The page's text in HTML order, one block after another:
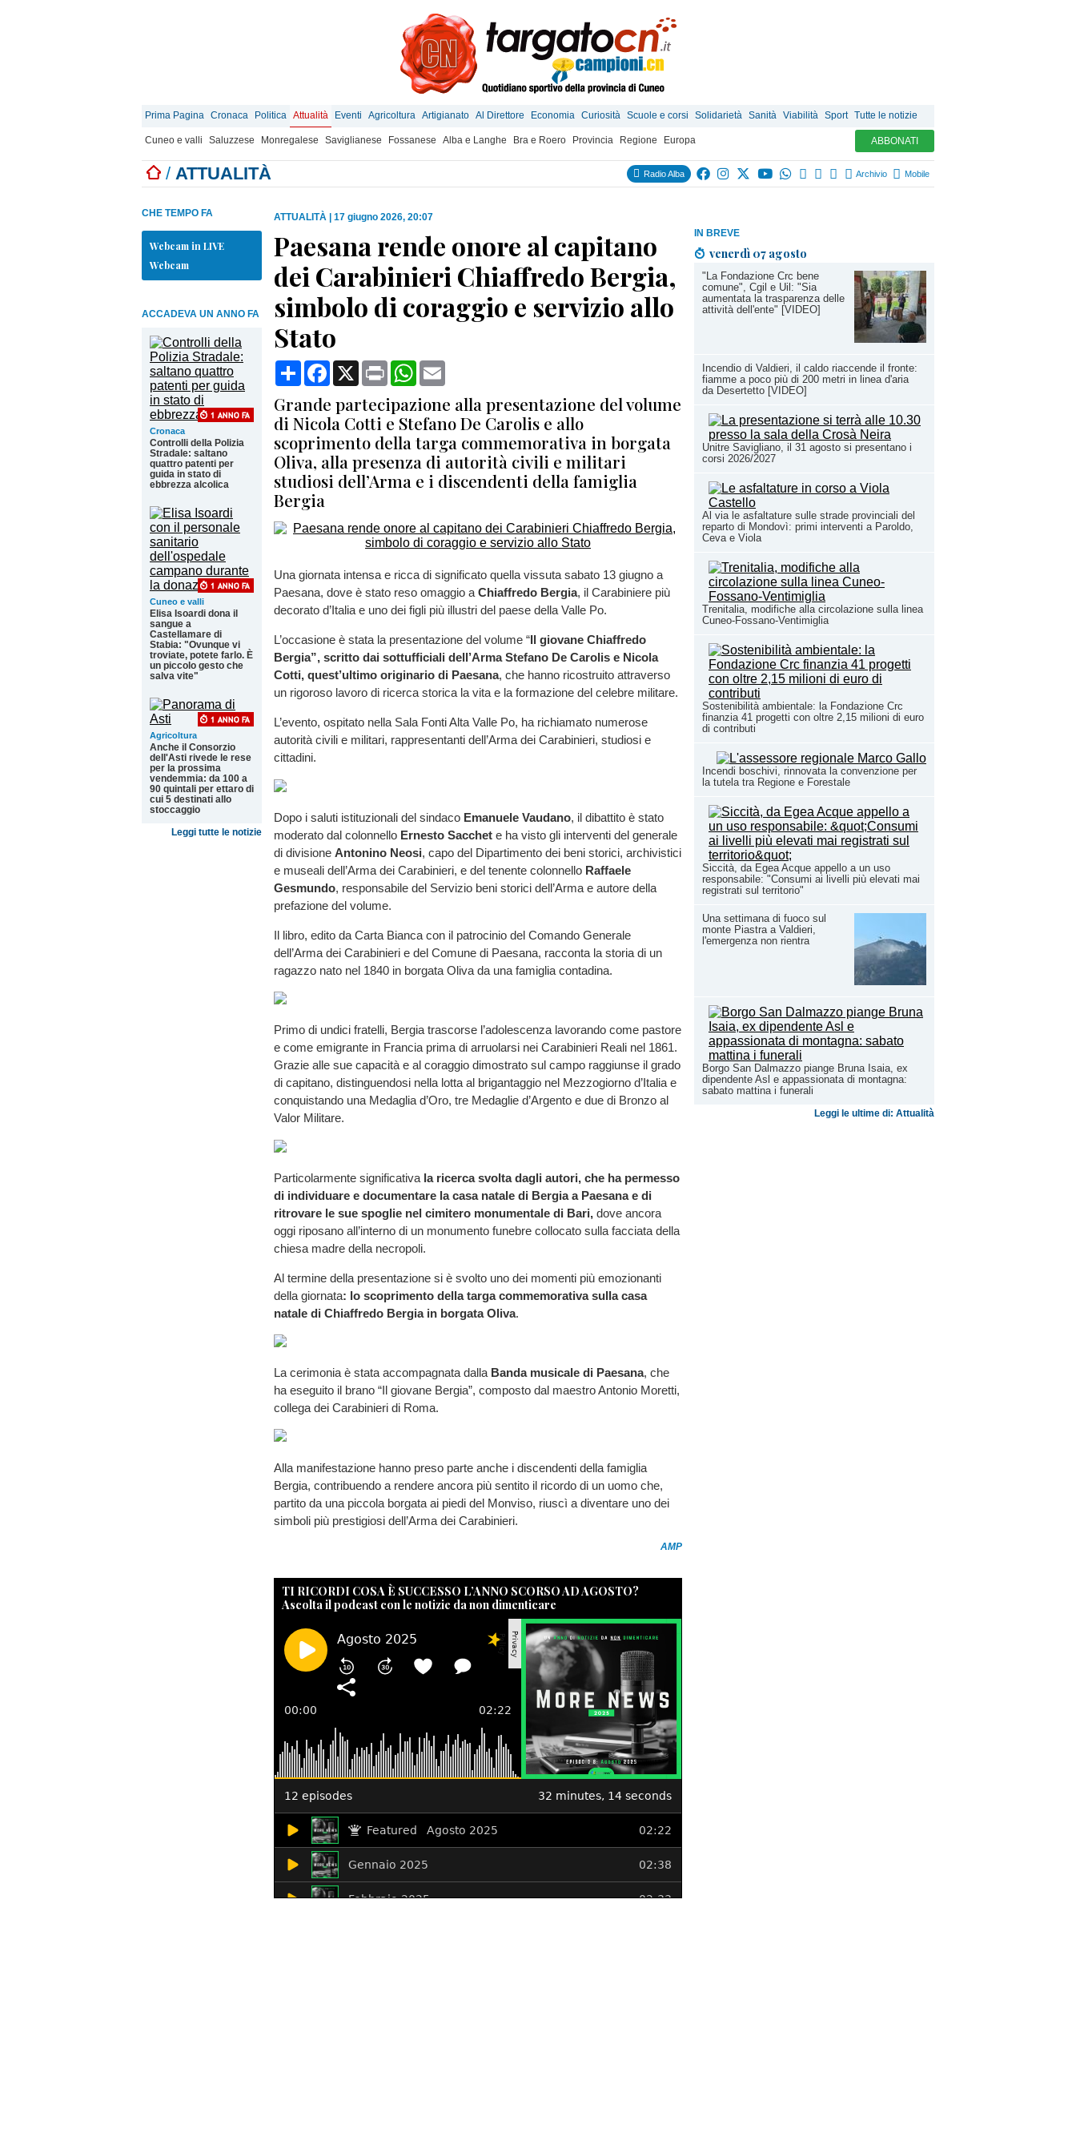
Prima Pagina Cronaca Politica Attualità Eventi Agricoltura Artigianato Al Direttore Economia Curiosità Scuole e corsi Solidarietà Sanità Viabilità Sport Tutte le notizie
Cuneo e valli Saluzzese Monregalese Saviglianese Fossanese Alba e Langhe Bra e Roero Provincia Regione Europa ABBONATI
/ ATTUALITÀ Radio Alba Archivio Mobile
IN BREVE
venerdì 07 agosto
"La Fondazione Crc bene
comune", Cgil e Uil: "Sia
aumentata la trasparenza delle
attività dell'ente" [VIDEO]
Incendio di Valdieri, il caldo riaccende il fronte:
fiamme a poco più di 200 metri in linea d'aria
da Desertetto [VIDEO]
Unitre Savigliano, il 31 agosto si presentano i
corsi 2026/2027
Al via le asfaltature sulle strade provinciali del
reparto di Mondovì: primi interventi a Paroldo,
Ceva e Viola
Trenitalia, modifiche alla circolazione sulla linea
Cuneo-Fossano-Ventimiglia
Sostenibilità ambientale: la Fondazione Crc
finanzia 41 progetti con oltre 2,15 milioni di euro
di contributi
Incendi boschivi, rinnovata la convenzione per
la tutela tra Regione e Forestale
Siccità, da Egea Acque appello a un uso
responsabile: "Consumi ai livelli più elevati mai
registrati sul territorio"
Una settimana di fuoco sul
monte Piastra a Valdieri,
l'emergenza non rientra
Borgo San Dalmazzo piange Bruna Isaia, ex
dipendente Asl e appassionata di montagna:
sabato mattina i funerali
Leggi le ultime di: Attualità
CHE TEMPO FA
Webcam in LIVE
Webcam
ACCADEVA UN ANNO FA
Cronaca
Controlli della Polizia
Stradale: saltano
quattro patenti per
guida in stato di
ebbrezza alcolica
Cuneo e valli
Elisa Isoardi dona il
sangue a
Castellamare di
Stabia: "Ovunque vi
troviate, potete farlo. È
un piccolo gesto che
salva vite"
Agricoltura
Anche il Consorzio
dell'Asti rivede le rese
per la prossima
vendemmia: da 100 a
90 quintali per ettaro di
cui 5 destinati allo
stoccaggio
Leggi tutte le notizie
ATTUALITÀ 17 giugno 2026, 20:07
Paesana rende onore al capitano
dei Carabinieri Chiaffredo Bergia,
simbolo di coraggio e servizio allo
Stato
CondividiFacebook
X Print WhatsApp
Grande partecipazione alla presentazione del volume
di Nicola Cotti e Stefano De Carolis e allo
scoprimento della targa commemorativa in borgata
Oliva, alla presenza di autorità civili e militari
studiosi dell’Arma e i discendenti della famiglia
Bergia
Una giornata intensa e ricca di significato quella vissuta sabato 13 giugno a
Paesana, dove è stato reso omaggio a Chiaffredo Bergia, il Carabiniere più
decorato d’Italia e uno dei figli più illustri del paese della Valle Po.
L’occasione è stata la presentazione del volume “Il giovane Chiaffredo
Bergia”, scritto dai sottufficiali dell’Arma Stefano De Carolis e Nicola
Cotti, quest’ultimo originario di Paesana, che hanno ricostruito attraverso
un rigoroso lavoro di ricerca storica la vita e la formazione del celebre militare.
L’evento, ospitato nella Sala Fonti Alta Valle Po, ha richiamato numerose
autorità civili e militari, rappresentanti dell’Arma dei Carabinieri, studiosi e
cittadini.
Dopo i saluti istituzionali del sindaco Emanuele Vaudano, il dibattito è stato
moderato dal colonnello Ernesto Sacchet e ha visto gli interventi del generale
di divisione Antonino Neosi, capo del Dipartimento dei beni storici, archivistici
e museali dell’Arma dei Carabinieri, e del tenente colonnello Raffaele
Gesmundo, responsabile del Servizio beni storici dell’Arma e autore della
prefazione del volume.
Il libro, edito da Carta Bianca con il patrocinio del Comando Generale
dell’Arma dei Carabinieri e del Comune di Paesana, racconta la storia di un
ragazzo nato nel 1840 in borgata Oliva da una famiglia contadina.
Primo di undici fratelli, Bergia trascorse l’adolescenza lavorando come pastore
e come emigrante in Francia prima di arruolarsi nei Carabinieri Reali nel 1861.
Grazie alle sue capacità e al coraggio dimostrato sul campo raggiunse il grado
di capitano, distinguendosi nella lotta al brigantaggio nel Mezzogiorno d’Italia e
conquistando una Medaglia d’Oro, tre Medaglie d’Argento e due di Bronzo al
Valor Militare.
Particolarmente significativa la ricerca svolta dagli autori, che ha permesso
di individuare e documentare la casa natale di Bergia a Paesana e di
ritrovare le sue spoglie nel cimitero monumentale di Bari, dove ancora
oggi riposano all’interno di un monumento funebre collocato sulla facciata della
chiesa madre della necropoli.
Al termine della presentazione si è svolto uno dei momenti più emozionanti
della giornata: lo scoprimento della targa commemorativa sulla casa
natale di Chiaffredo Bergia in borgata Oliva.
La cerimonia è stata accompagnata dalla Banda musicale di Paesana, che
ha eseguito il brano “Il giovane Bergia”, composto dal maestro Antonio Moretti,
collega dei Carabinieri di Roma.
Alla manifestazione hanno preso parte anche i discendenti della famiglia
Bergia, contribuendo a rendere ancora più sentito il ricordo di un uomo che,
partito da una piccola borgata ai piedi del Monviso, riuscì a diventare uno dei
simboli più prestigiosi dell’Arma dei Carabinieri.
AMP
TI RICORDI COSA È SUCCESSO L’ANNO SCORSO AD AGOSTO?
Ascolta il podcast con le notizie da non dimenticare